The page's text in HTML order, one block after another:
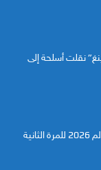
نقلت أسلحة إلى
إسبانيا تتوج بطلة لكأس العالم 2026 للمرة الثانية